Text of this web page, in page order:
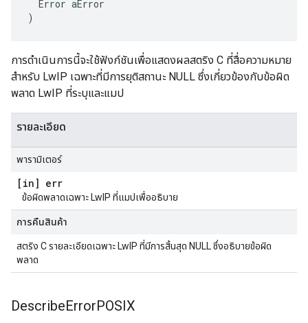
Error aError
)
การดำเนินการนี้จะใช้ฟังก์ชันเพื่อแสดงผลสตริง C ที่สื่อความหมาย
สำหรับ LwIP เฉพาะที่มีการยุติสถานะ NULL ซึ่งเกี่ยวข้องกับข้อผิด
พลาด LwIP ที่ระบุและแมป
รายละเอียด
พารามิเตอร์
[in] err
ข้อผิดพลาดเฉพาะ LwIP ที่แมปเพื่ออธิบาย
การคืนสินค้า
สตริง C รายละเอียดเฉพาะ LwIP ที่มีการสิ้นสุด NULL ซึ่งอธิบายข้อผิด
พลาด
DescribeErrorPOSIX